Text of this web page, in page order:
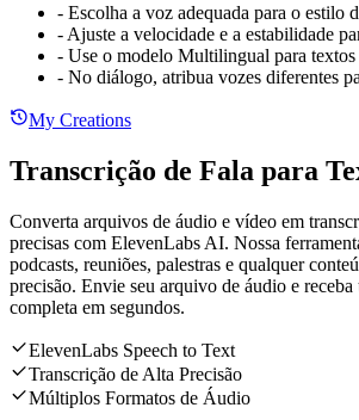
- Escolha a voz adequada para o estilo
- Ajuste a velocidade e a estabilidade
- Use o modelo Multilingual para
- No diálogo, atribua vozes diferentes
My Creations
Transcrição de Fala para
Converta arquivos de áudio e vídeo em
precisas com ElevenLabs AI. Nossa
podcasts, reuniões, palestras e qualquer
precisão. Envie seu arquivo de áudio e receba
completa em segundos.
ElevenLabs Speech to Text
Transcrição de Alta Precisão
Múltiplos Formatos de Áudio